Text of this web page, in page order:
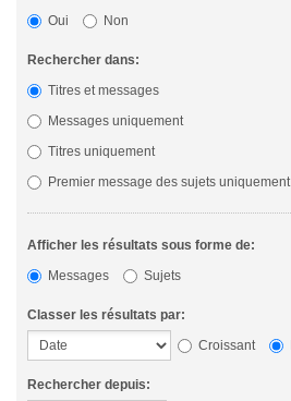
Oui
Non
Rechercher dans:
Titres et messages
Messages uniquement
Titres uniquement
Premier message des sujets uniquement
Afficher les résultats sous forme de:
Messages
Sujets
Classer les résultats par:
Croissant
Rechercher depuis: